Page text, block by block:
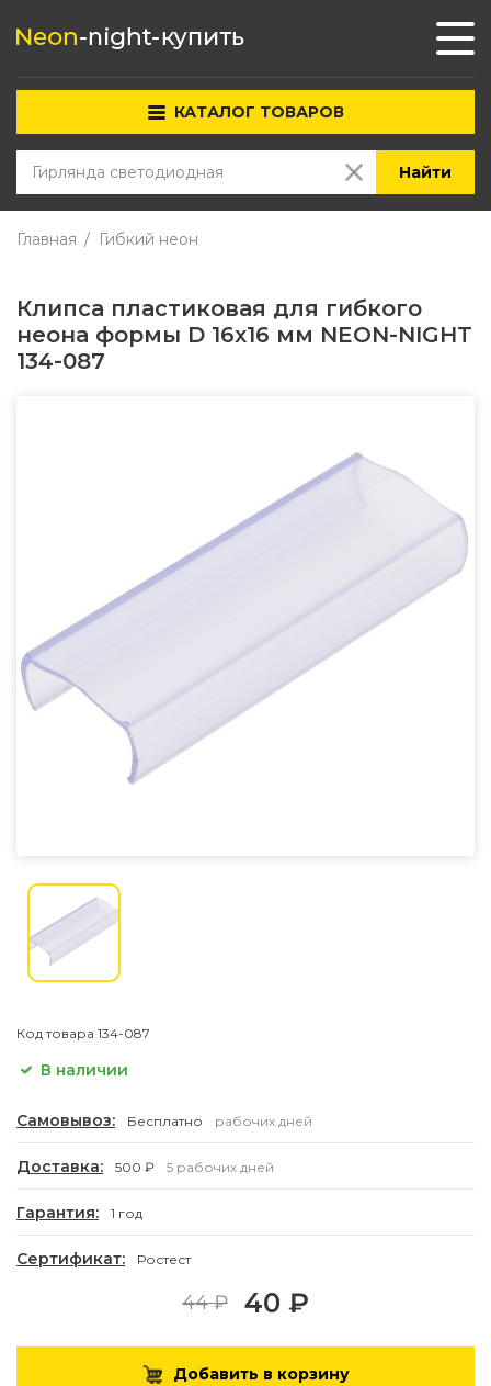
КАТАЛОГ ТОВАРОВ
Найти
Главная Гибкий неон
Клипса пластиковая для гибкого
неона формы D 16х16 мм NEON-NIGHT
134-087
Код товара 134-087
В наличии
Самовывоз: Бесплатно рабочих дней
Доставка: 500 ₽ 5 рабочих дней
Гарантия: 1 год
Сертификат: Ростест
44 ₽ 40 ₽
Добавить в корзину